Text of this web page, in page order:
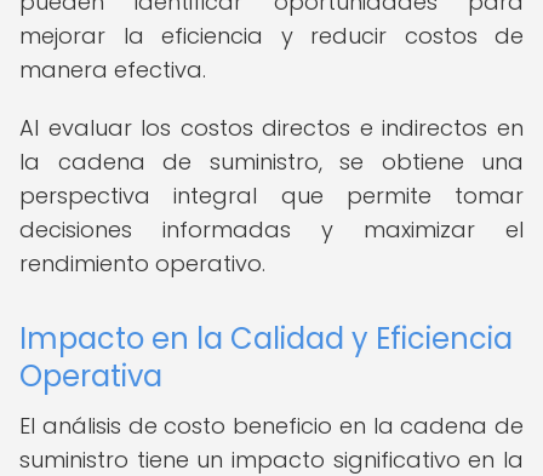
mejorar la eficiencia y reducir costos de
manera efectiva.
Al evaluar los costos directos e indirectos en
la cadena de suministro, se obtiene una
perspectiva integral que permite tomar
decisiones informadas y maximizar el
rendimiento operativo.
Impacto en la Calidad y Eficiencia
Operativa
El análisis de costo beneficio en la cadena de
suministro tiene un impacto significativo en la